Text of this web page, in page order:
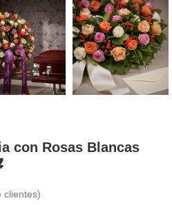
con Rosas Blancas
clientes)